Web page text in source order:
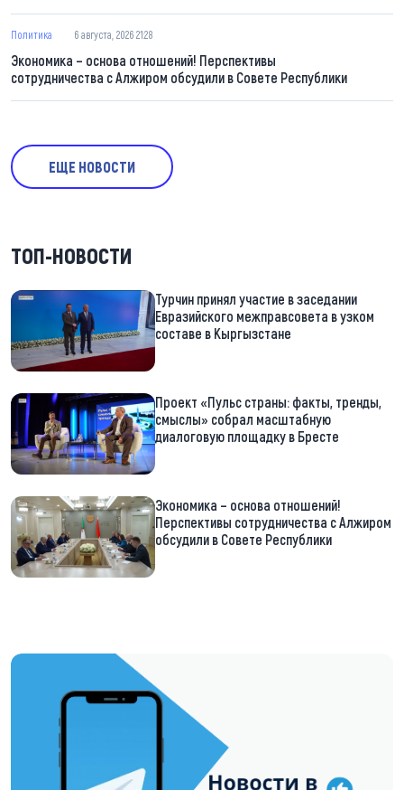
Политика 6 августа, 2026 21:28
Экономика – основа отношений! Перспективы
сотрудничества с Алжиром обсудили в Совете Республики
ЕЩЕ НОВОСТИ
ТОП-НОВОСТИ
Турчин принял участие в заседании
Евразийского межправсовета в узком
составе в Кыргызстане
Проект «Пульс страны: факты, тренды,
смыслы» собрал масштабную
диалоговую площадку в Бресте
Экономика – основа отношений!
Перспективы сотрудничества с Алжиром
обсудили в Совете Республики
https://t.me/minskctvby